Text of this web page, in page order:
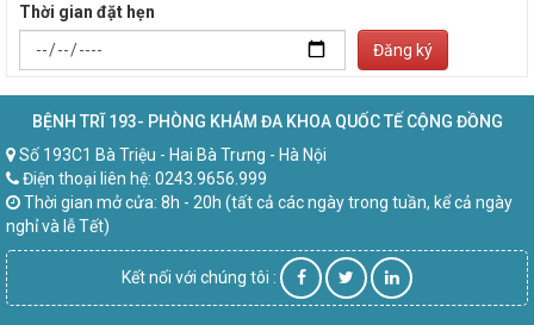
Thời gian đặt hẹn
Đăng ký
BỆNH TRĨ 193- PHÒNG KHÁM ĐA KHOA QUỐC TẾ CỘNG ĐỒNG
Số 193C1 Bà Triệu - Hai Bà Trưng - Hà Nội
Điện thoại liên hệ: 0243.9656.999
Thời gian mở cửa: 8h - 20h (tất cả các ngày trong tuần, kể cả ngày
nghỉ và lễ Tết)
Kết nối với chúng tôi :